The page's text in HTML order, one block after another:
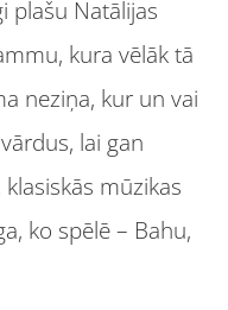
plašu Natālijas
kura vēlāk tā
neziņa, kur un vai
lai gan
mūzikas
ko spēlē – Bahu,